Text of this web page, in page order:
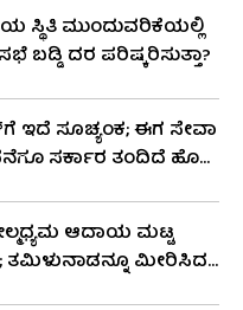
ಜಿಡಿಪಿ 18 ಟ್ರಿಲಿಯನ್
ಜಿಡಿಪಿ
ಸ್ಥಿತಿ ಮುಂದುವರಿಕೆಯಲ್ಲಿ
ದರ ಪರಿಷ್ಕರಿಸುತ್ತಾ?
ಇದೆ ಸೂಚ್ಯಂಕ; ಈಗ ಸೇವಾ
ಸರ್ಕಾರ ತಂದಿದೆ ಹೊಸ
ಆದಾಯ ಮಟ್ಟ
ತಮಿಳುನಾಡನ್ನೂ ಮೀರಿಸಿದ